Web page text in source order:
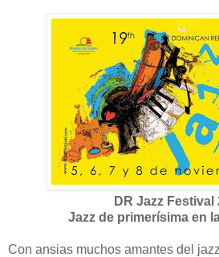
DR Jazz Festival
Jazz de primerísima en
Con ansias muchos amantes del